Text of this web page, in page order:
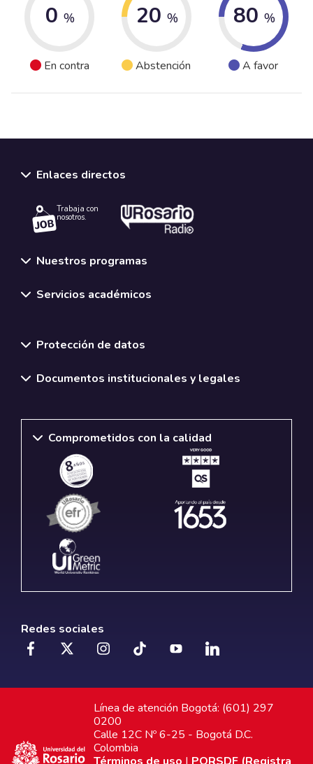
0 %
En contra
20 %
Abstención
80 %
A favor
Enlaces directos
Trabaja con
nosotros.
Nuestros programas
Servicios académicos
Protección de datos
Documentos institucionales y legales
Comprometidos con la calidad
Redes sociales
Línea de atención Bogotá: (601) 297
0200
Calle 12C Nº 6-25 - Bogotá D.C.
Colombia